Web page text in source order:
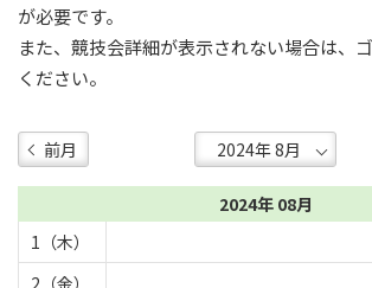
が必要です。
また、競技会詳細が表示されない場合は、
ください。
前月
2024年 08月
1（木）